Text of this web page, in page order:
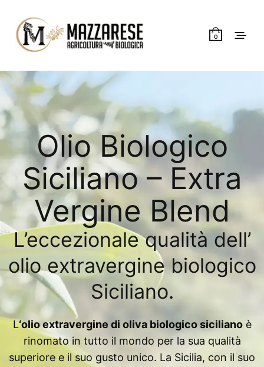
0
Olio Biologico
Siciliano – Extra
Vergine Blend
L’eccezionale qualità dell’
olio extravergine biologico
Siciliano.
L‘olio extravergine di oliva biologico sicilianoè
rinomato in tutto il mondo per la sua qualità
superiore e il suo gusto unico. La Sicilia, con il suo